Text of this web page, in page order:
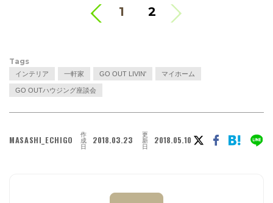
1 2
Tags
インテリア 一軒家 GO OUT LIVIN' マイホーム
GO OUTハウジング座談会
MASASHI_ECHIGO 作
成
日
2018.03.23 更
新
日
2018.05.10